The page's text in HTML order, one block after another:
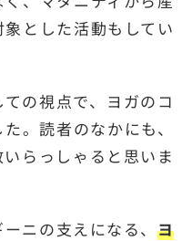
とした活動もしてい
の視点で、ヨガのコ
。読者のなかにも、
らっしゃると思いま
ニの支えになる、 ヨ